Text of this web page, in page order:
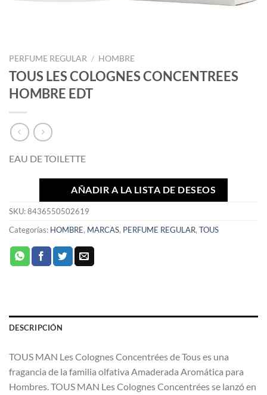
PERFUME REGULAR / HOMBRE
TOUS LES COLOGNES CONCENTREES
HOMBRE EDT
EAU DE TOILETTE
AÑADIR A LA LISTA DE DESEOS
SKU:8436550502619
Categorías: HOMBRE, MARCAS, PERFUME REGULAR, TOUS
DESCRIPCIÓN
TOUS MAN Les Colognes Concentrées de Tous es una
fragancia de la familia olfativa Amaderada Aromática para
Hombres. TOUS MAN Les Colognes Concentrées se lanzó en